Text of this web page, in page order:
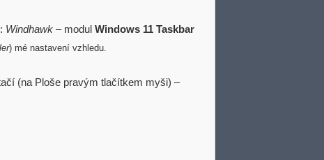
Windhawk – modul Windows 11 Taskbar
) mé nastavení vzhledu.
(na Ploše pravým tlačítkem myši) –